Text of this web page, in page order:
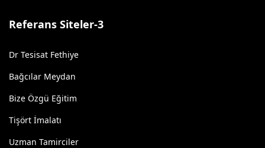
Referans Siteler-3
Dr Tesisat Fethiye
Bağcılar Meydan
Bize Özgü Eğitim
Tişört İmalatı
Uzman Tamirciler